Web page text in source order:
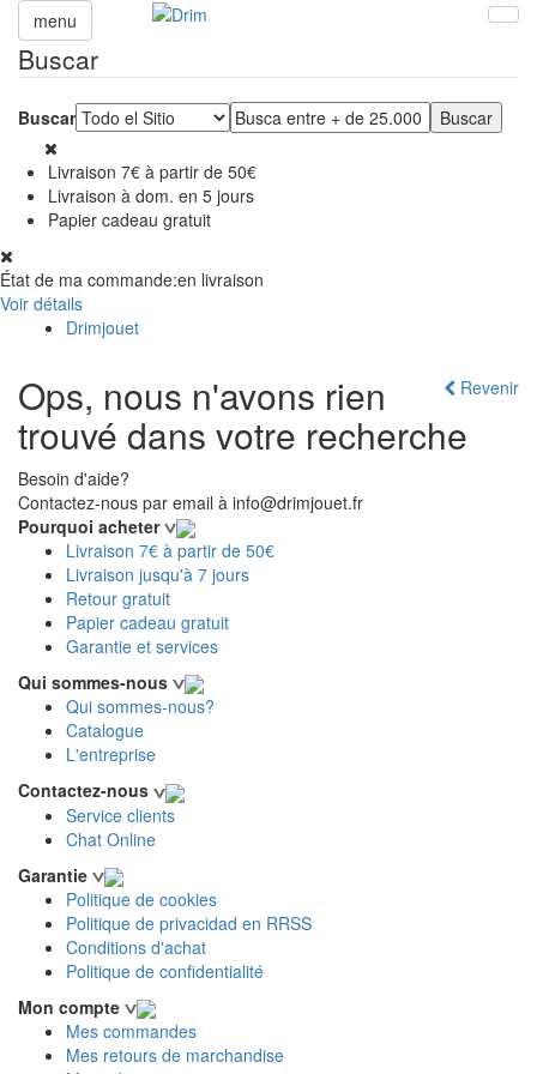
menu
Buscar
Buscar
Livraison 7€ à partir de 50€
Livraison à dom. en 5 jours
Papier cadeau gratuit
État de ma commande:en livraison
Voir détails
Drimjouet
Revenir
Ops, nous n'avons rien
trouvé dans votre recherche
Besoin d'aide?
Contactez-nous par email à info@drimjouet.fr
Pourquoi acheter
Livraison 7€ à partir de 50€
Livraison jusqu'à 7 jours
Retour gratuit
Papier cadeau gratuit
Garantie et services
Qui sommes-nous
Qui sommes-nous?
Catalogue
L'entreprise
Contactez-nous
Service clients
Chat Online
Garantie
Politique de cookies
Politique de privacidad en RRSS
Conditions d'achat
Politique de confidentialité
Mon compte
Mes commandes
Mes retours de marchandise